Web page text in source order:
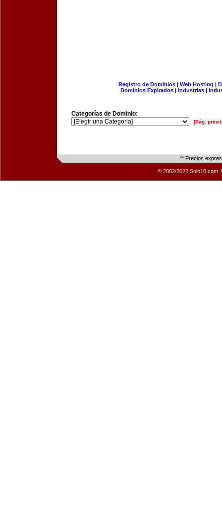
Registro de Dominios| Web Hosting |
Dominios Expirados | Industrias |
Categorías de Dominio:
[Pág.
** Precios
© 2002/2022 Solo10.com